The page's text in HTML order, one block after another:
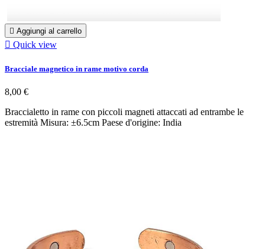
 Aggiungi al carrello
 Quick view
Bracciale magnetico in rame motivo corda
8,00 €
Braccialetto in rame con piccoli magneti attaccati ad entrambe le
estremità Misura: ±6.5cm Paese d'origine: India